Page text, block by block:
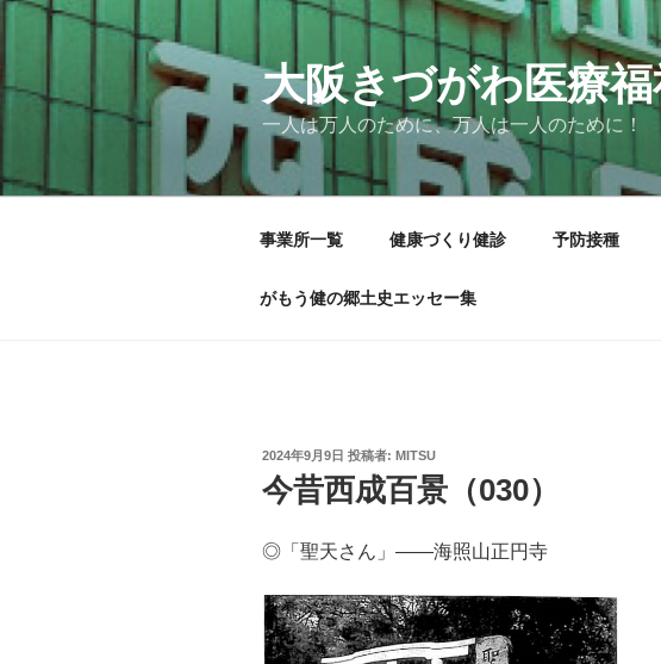
ン
ス
大阪きづがわ医療
一人は万人のために、万人は一人のために！
事業所一覧 健康づくり健診 予防接種
がもう健の郷土史エッセー集
投
日:
2024年9月9日 投稿者: MITSU
今昔西成百景（030）
◎「聖天さん」——海照山正円寺